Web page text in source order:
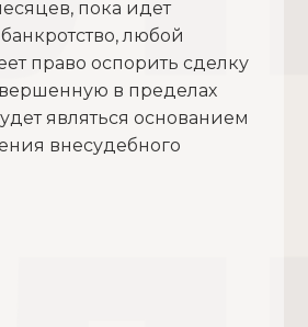
пока идет
любой
право оспорить сделку
в пределах
являться основанием
внесудебного